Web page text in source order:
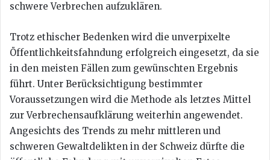
schwere Verbrechen aufzuklären.
Trotz ethischer Bedenken wird die unverpixelte
Öffentlichkeitsfahndung erfolgreich eingesetzt, da sie
in den meisten Fällen zum gewünschten Ergebnis
führt. Unter Berücksichtigung bestimmter
Voraussetzungen wird die Methode als letztes Mittel
zur Verbrechensaufklärung weiterhin angewendet.
Angesichts des Trends zu mehr mittleren und
schweren Gewaltdelikten in der Schweiz dürfte die